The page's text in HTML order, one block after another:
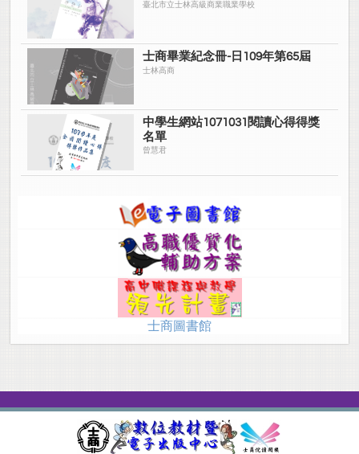
臺北市立士林高級商業職業學校
士商畢業紀念冊-日109年第65屆
士林高商
中學生網站1071031閱讀心得得獎
名單
曾慧君
士商圖書館